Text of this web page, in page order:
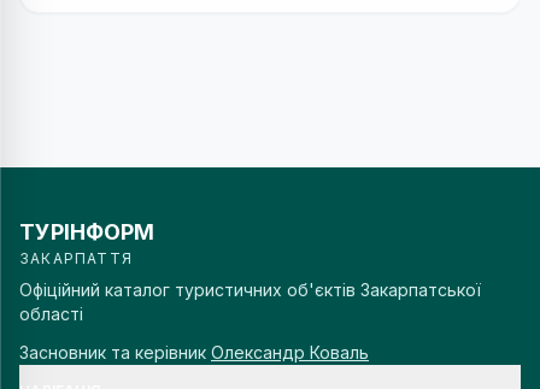
ТУРІНФОРМ
ЗАКАРПАТТЯ
Офіційний каталог туристичних об'єктів Закарпатської
області
Засновник та керівник Олександр Коваль